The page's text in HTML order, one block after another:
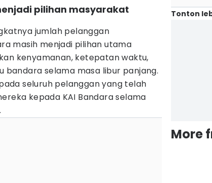
pilihan masyarakat
jumlah pelanggan
masih menjadi pilihan utama
kenyamanan, ketepatan waktu,
bandara selama masa libur panjang.
seluruh pelanggan yang telah
kepada KAI Bandara selama
Tonton
More